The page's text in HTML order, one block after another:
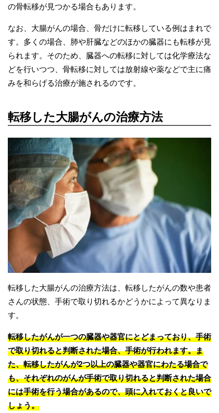
の骨転移が見つかる場合もあります。
なお、大腸がんの場合、骨だけに転移している例はまれで
す。多くの場合、肺や肝臓などのほかの臓器にも転移が見
られます。そのため、臓器への転移に対しては化学療法な
どを行いつつ、骨転移に対しては放射線や薬などで主に痛
みを和らげる治療が施されるのです。
転移した大腸がんの治療方法
転移した大腸がんの治療方法は、転移したがんの数や患者
さんの状態、手術で取り切れるかどうかによって異なりま
す。
転移したがんが一つの臓器や器官にとどまっており、手術
で取り切れると判断された場合、手術が行われます。ま
た、転移したがんが2つ以上の臓器や器官にわたる場合で
も、それぞれのがんが手術で取り切れると判断された場合
には手術を行う場合があるので、頭に入れておくと良いで
しょう。